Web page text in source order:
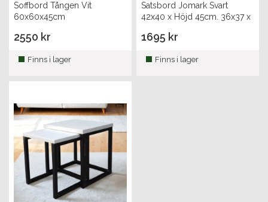
Soffbord Tången Vit
60x60x45cm
2550 kr
Finns i lager
Satsbord Jomark Svart
42x40 x Höjd 45cm. 36x37 x
1695 kr
Finns i lager